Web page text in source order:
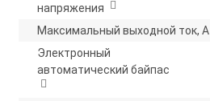
напряжения
Максимальный выходной ток, А
Электронный
автоматический байпас